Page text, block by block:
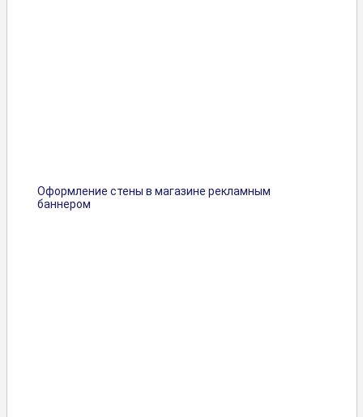
Оформление стены в магазине рекламным
баннером